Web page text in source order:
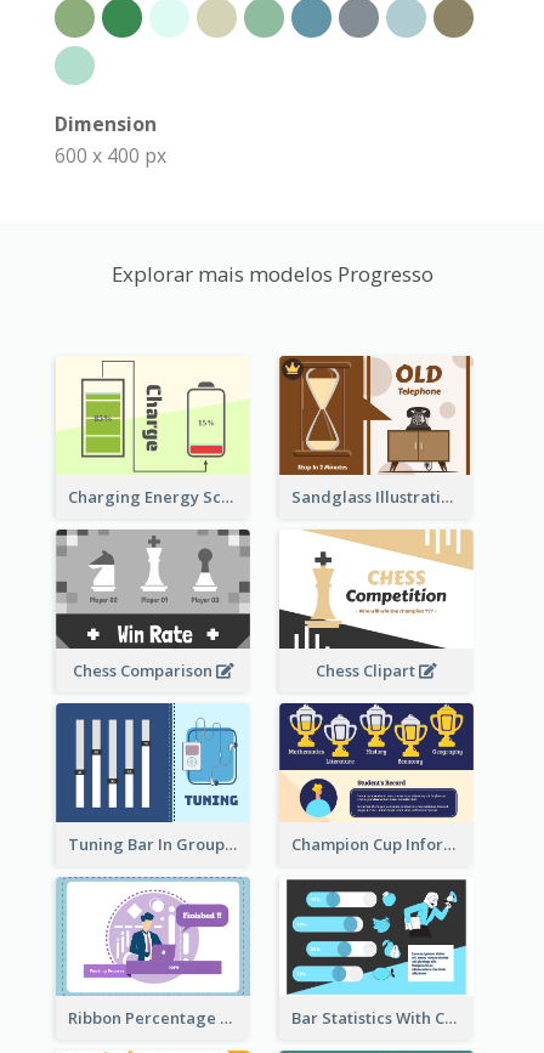
Dimension
600 x 400 px
Explorar mais modelos Progresso
Charging Energy Schematic Diagram Sandglass Illustration About Telephone
Chess Comparison Chess Clipart
Tuning Bar In Groups Champion Cup Informative Record
Ribbon Percentage Measurement Bar Statistics With Comparison